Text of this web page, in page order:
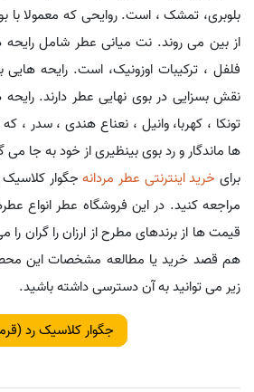
بلوبری، تمشک ، است. روایحی که معمولا با
از بین می روند. نت میانی عطر شامل
فلفل ، ترکیبات اوزونیک، است. رایحه هایی
نقش بسزایی در بوی نهایی عطر دارند.
تونکا ، کهربا، وانیل ، نعناع هندی ، سدر
ها ماندگار و رد بوی بینظیری از خود به جا می
برای خرید اینترنتی عطر مردانهجگوار کلاسیک
مراجعه کنید. در این فروشگاه عطر انواع
قیمت ها از برندهای مطرح از ارزان را گران را
هم قصد خرید یا مطالعه مشخصات این
زیر می توانید به آن دسترسی داشته باشید.
جگوار کلاسیک رد